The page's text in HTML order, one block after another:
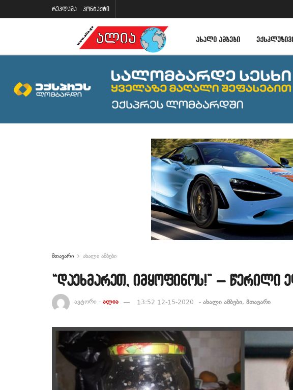
რეკლამა კონტაქტი
ᲐᲮᲐᲚᲘ ᲐᲛᲑᲔᲑᲘ
მთავარი ახალი ამბები
“დაეხმარეთ, იმყოფინოს!” – წერილი
ავტორი - ალია 13:52 12-15-2020 - ახალი ამბები, მთავარი